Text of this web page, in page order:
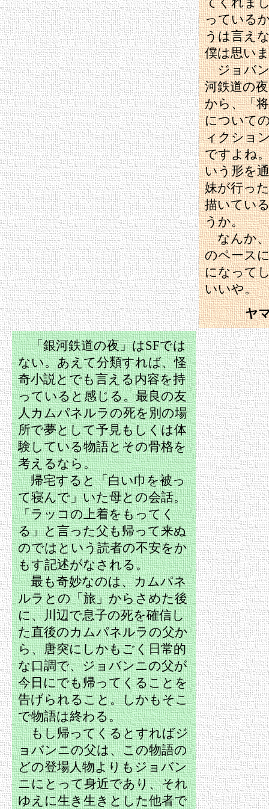
っている
うは言え
僕は思い
ジョバン
河鉄道の
から、「
について
ィクショ
ですよね
いう形を
妹が行っ
描いてい
うか。
なんか、
のペース
になって
いいや。
ヤ
「銀河鉄道の夜」はSFでは
ない。あえて分類すれば、怪
奇小説とでも言える内容を持
っていると感じる。最良の友
人カムパネルラの死を別の場
所で夢として予見もしくは体
験している物語とその骨格を
考えるなら。
帰宅すると「白い巾を被っ
て寝んで」いた母との会話。
「ラッコの上着をもってく
る」と言った父も帰って来ぬ
のではという読者の不安をか
もす記述がなされる。
最も奇妙なのは、カムパネ
ルラとの「旅」からさめた後
に、川辺で息子の死を確信し
た直後のカムパネルラの父か
ら、唐突にしかもごく日常的
な口調で、ジョバンニの父が
今日にでも帰ってくることを
告げられること。しかもそこ
で物語は終わる。
もし帰ってくるとすればジ
ョバンニの父は、この物語の
どの登場人物よりもジョバン
ニにとって身近であり、それ
ゆえに生き生きとした他者で